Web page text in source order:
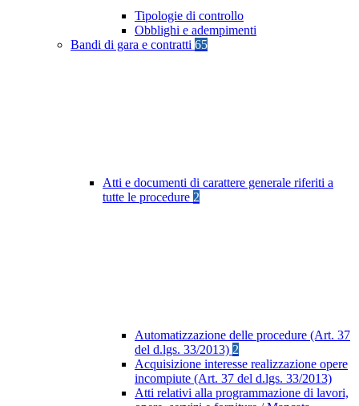
Tipologie di controllo
Obblighi e adempimenti
Bandi di gara e contratti 65
Atti e documenti di carattere generale riferiti a
tutte le procedure 2
Automatizzazione delle procedure (Art. 37
del d.lgs. 33/2013) 2
Acquisizione interesse realizzazione opere
incompiute (Art. 37 del d.lgs. 33/2013)
Atti relativi alla programmazione di lavori,